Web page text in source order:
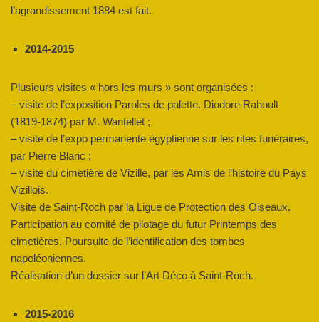
l’agrandissement 1884 est fait.
2014-2015
Plusieurs visites « hors les murs » sont organisées :
– visite de l’exposition Paroles de palette. Diodore Rahoult
(1819-1874) par M. Wantellet ;
– visite de l’expo permanente égyptienne sur les rites funéraires,
par Pierre Blanc ;
– visite du cimetière de Vizille, par les Amis de l’histoire du Pays
Vizillois.
Visite de Saint-Roch par la Ligue de Protection des Oiseaux.
Participation au comité de pilotage du futur Printemps des
cimetières. Poursuite de l’identification des tombes
napoléoniennes.
Réalisation d’un dossier sur l’Art Déco à Saint-Roch.
2015-2016